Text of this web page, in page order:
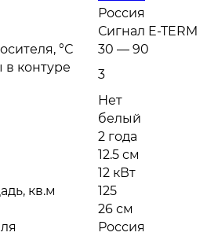
Россия
Сигнал E-TERM
°С
30 — 90
в контуре
3
Нет
белый
2 года
12.5 см
12 кВт
кв.м
125
26 см
Россия